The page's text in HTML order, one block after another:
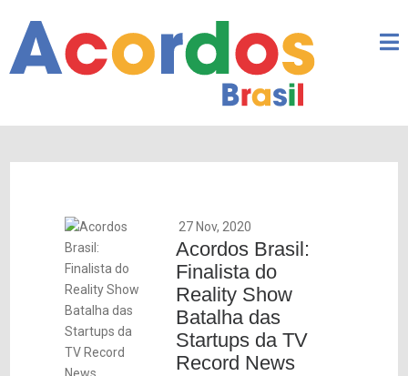
27 Nov, 2020
Acordos Brasil:
Finalista do
Reality Show
Batalha das
Startups da TV
Record News